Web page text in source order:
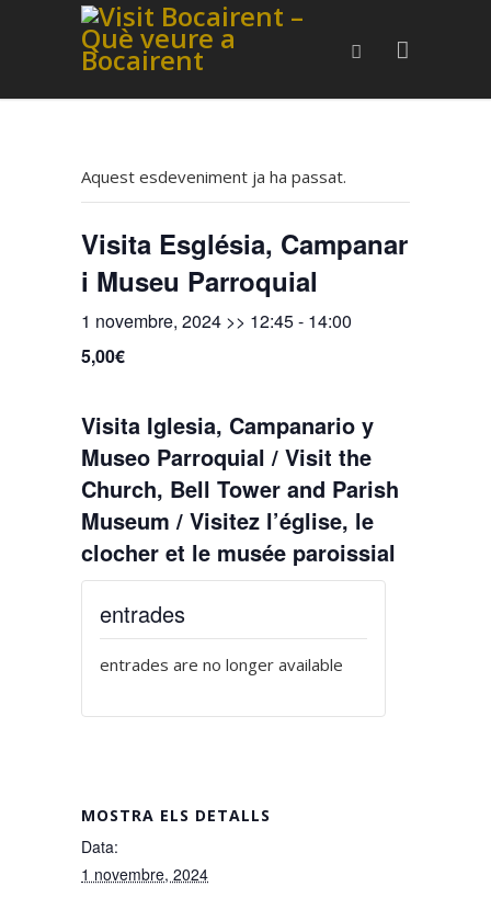
Aquest esdeveniment ja ha passat.
Visita Església, Campanar
i Museu Parroquial
1 novembre, 2024 >> 12:45- 14:00
5,00€
Visita Iglesia, Campanario y
Museo Parroquial / Visit the
Church, Bell Tower and Parish
Museum / Visitez l’église, le
clocher et le musée paroissial
MOSTRA ELS DETALLS
Data:
1 novembre, 2024
entrades
entrades are no longer available